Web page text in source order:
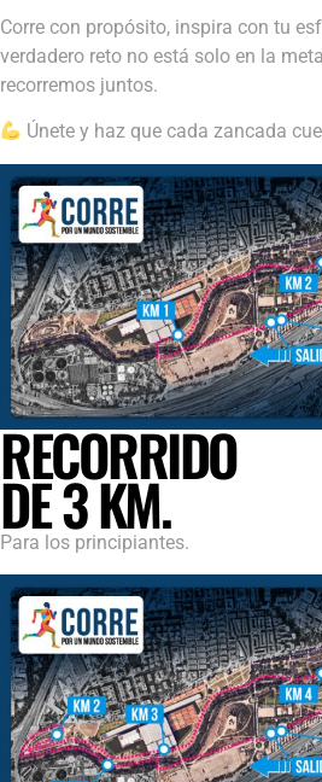
Corre con propósito, inspira con tu
verdadero reto no está solo en la
recorremos juntos.
Únete y haz que cada zancada
RECORRIDO
DE 3 KM.
Para los principiantes.